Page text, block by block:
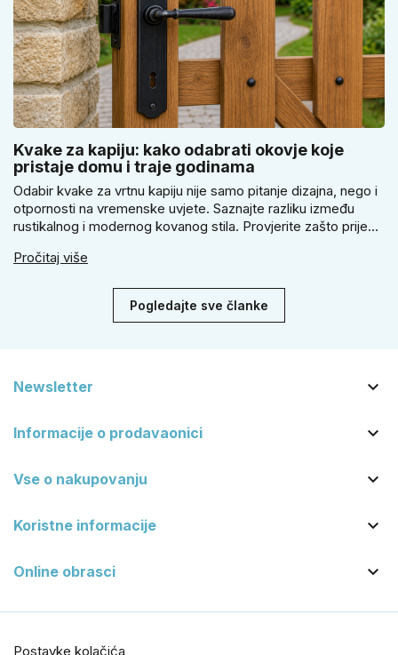
Kvake za kapiju: kako odabrati okovje koje
pristaje domu i traje godinama
Odabir kvake za vrtnu kapiju nije samo pitanje dizajna, nego i
otpornosti na vremenske uvjete. Saznajte razliku između
rustikalnog i modernog kovanog stila. Provjerite zašto prije
se zbog veće sigurnosti isplati odabrati kvaku s kuglom za
Pročitaj više
Pogledajte sve članke
Newsletter 
Informacije o prodavaonici 
Vse o nakupovanju 
Koristne informacije 
Online obrasci 
Postavke kolačića